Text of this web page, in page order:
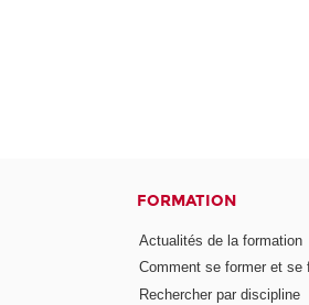
FORMATION
Actualités de la formation
Comment se former et se
Rechercher par discipline